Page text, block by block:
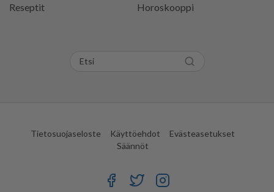
Reseptit
Horoskooppi
Tietosuojaseloste Käyttöehdot
Evästeasetukset
Säännöt